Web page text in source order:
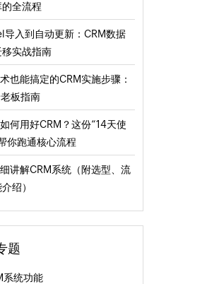
全流程
导入到自动更新：CRM数据
实战指南
也能搞定的CRM实施步骤：
板指南
何用好CRM？这份“14天使
你跑通核心流程
讲解CRM系统（附选型、流
绍）
题
系统功能